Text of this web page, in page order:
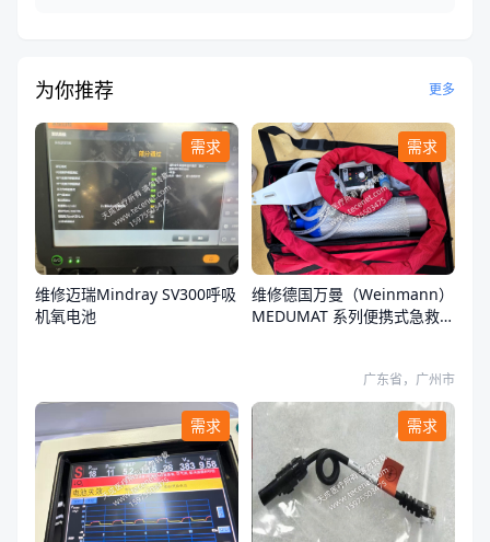
为你推荐 更多
需求
维修迈瑞Mindray SV300呼吸
机氧电池
需求
维修德国万曼（Weinmann）
MEDUMAT 系列便携式急救转
广东省，广州市
需求 需求